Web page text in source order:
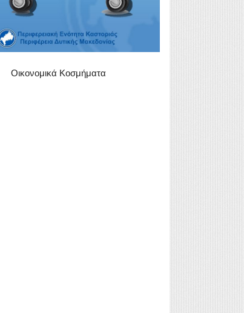
Οικονομικά Κοσμήματα